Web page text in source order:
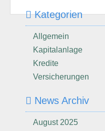
Kategorien
Allgemein
Kapitalanlage
Kredite
Versicherungen
News Archiv
August 2025